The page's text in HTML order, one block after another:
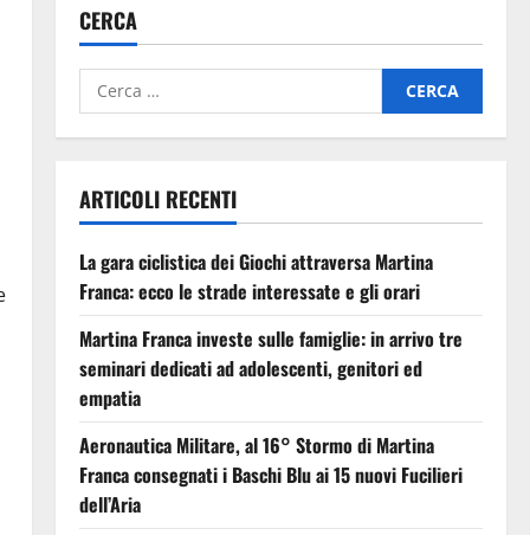
CERCA
ARTICOLI RECENTI
La gara ciclistica dei Giochi attraversa Martina
Franca: ecco le strade interessate e gli orari
Martina Franca investe sulle famiglie: in arrivo tre
seminari dedicati ad adolescenti, genitori ed
empatia
Aeronautica Militare, al 16° Stormo di Martina
Franca consegnati i Baschi Blu ai 15 nuovi Fucilieri
dell’Aria